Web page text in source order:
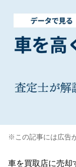
※この記事には広告
車を買取店に売却